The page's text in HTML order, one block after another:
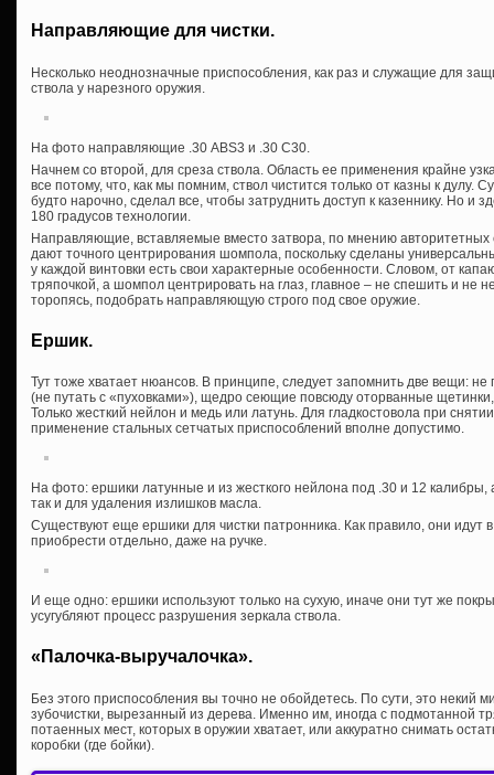
Направляющие для чистки.
Несколько неоднозначные приспособления, как раз и служащие для
ствола у нарезного оружия.
На фото направляющие .30 ABS3 и .30 C30.
Начнем со второй, для среза ствола. Область ее применения крайне
все потому, что, как мы помним, ствол чистится только от казны к дулу.
будто нарочно, сделал все, чтобы затруднить доступ к казеннику. Но и
180 градусов технологии.
Направляющие, вставляемые вместо затвора, по мнению
дают точного центрирования шомпола, поскольку сделаны
у каждой винтовки есть свои характерные особенности. Словом, от
тряпочкой, а шомпол центрировать на глаз, главное – не спешить и не
торопясь, подобрать направляющую строго под свое оружие.
Ершик.
Тут тоже хватает нюансов. В принципе, следует запомнить две вещи:
(не путать с «пуховками»), щедро сеющие повсюду оторванные
Только жесткий нейлон и медь или латунь. Для гладкостовола при
применение стальных сетчатых приспособлений вполне допустимо.
На фото: ершики латунные и из жесткого нейлона под .30 и 12 калибры,
так и для удаления излишков масла.
Существуют еще ершики для чистки патронника. Как правило, они идут
приобрести отдельно, даже на ручке.
И еще одно: ершики используют только на сухую, иначе они тут же
усугубляют процесс разрушения зеркала ствола.
«Палочка-выручалочка».
Без этого приспособления вы точно не обойдетесь. По сути, это некий
зубочистки, вырезанный из дерева. Именно им, иногда с подмотанной
потаенных мест, которых в оружии хватает, или аккуратно снимать
коробки (где бойки).